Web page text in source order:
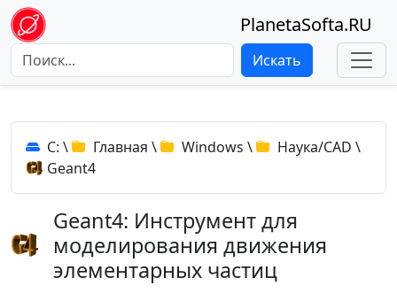
PlanetaSofta.RU
Искать
C: \ Главная \ Windows \ Наука/CAD \
Geant4
Geant4: Инструмент для
моделирования движения
элементарных частиц